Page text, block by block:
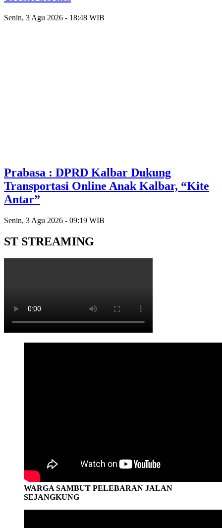
Senin, 3 Agu 2026 - 18:48 WIB
Prabasa : DPRD Kalbar Dukung
Transportasi Online Anak Kalbar, “Kite
Antar”
Senin, 3 Agu 2026 - 09:19 WIB
ST STREAMING
WARGA SAMBUT PELEBARAN JALAN
SEJANGKUNG